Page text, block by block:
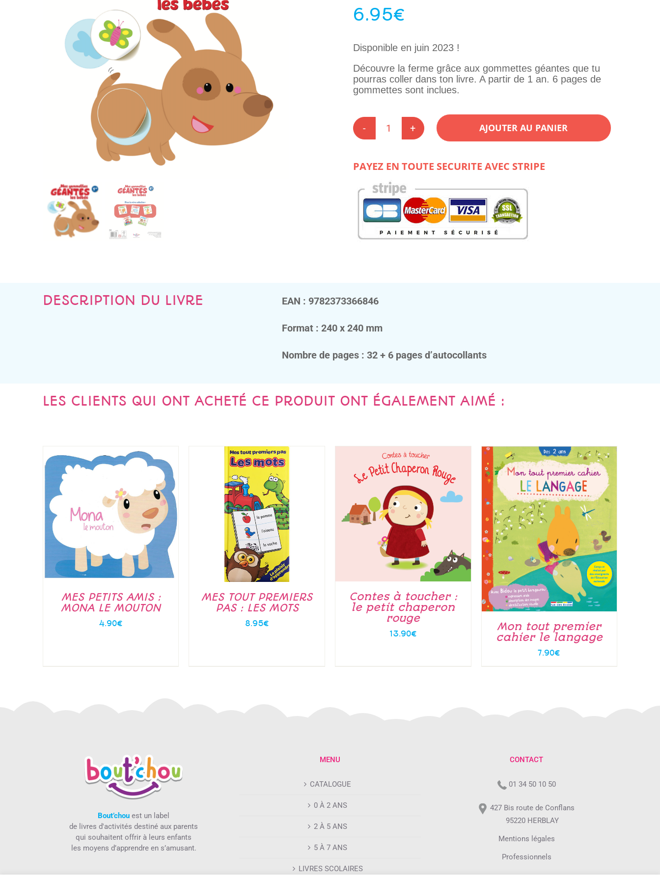
6.95€
Disponible en juin 2023 !
Découvre la ferme grâce aux gommettes géantes que tu
pourras coller dans ton livre. A partir de 1 an. 6 pages de
gommettes sont inclues.
quantité
de
gommettes
à
la
ferme
bébés
AJOUTER AU PANIER
PAYEZ EN TOUTE SECURITE AVEC STRIPE
DESCRIPTION DU LIVRE EAN : 9782373366846
Format : 240 x 240 mm
Nombre de pages : 32 + 6 pages d’autocollants
LES CLIENTS QUI ONT ACHETÉ CE PRODUIT ONT ÉGALEMENT AIMÉ :
MES PETITS AMIS :
MONA LE MOUTON
4.90€
MES TOUT PREMIERS
PAS : LES MOTS
8.95€
Contes à toucher :
le petit chaperon
rouge
13.90€
Mon tout premier
cahier le langage
7.90€
Bout’chou est un label
de livres d'activités destiné aux parents
qui souhaitent offrir à leurs enfants
les moyens d’apprendre en s’amusant.
MENU
CATALOGUE
0 À 2 ANS
2 À 5 ANS
5 À 7 ANS
LIVRES SCOLAIRES
CONTACT
01 34 50 10 50
427 Bis route de Conflans
95220 HERBLAY
Mentions légales
Professionnels